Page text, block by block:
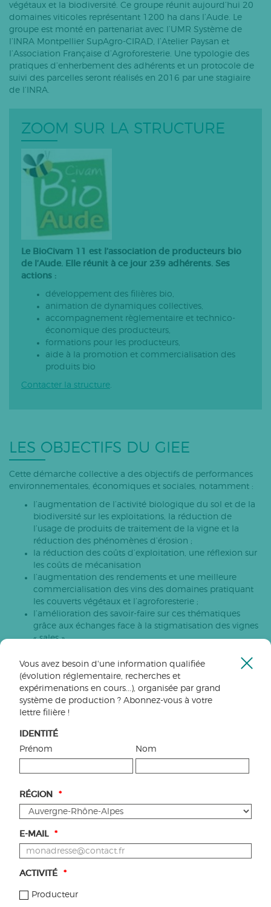
végétaux et la biodiversité. Ce groupe réunit aujourd’hui 20
domaines viticoles représentant 1200 ha dans l’Aude. Le
groupe est monté en partenariat avec l’UMR Système de
l’INRA Montpellier SupAgro-CIRAD, l’Atelier Paysan et
l’Association Française d’Agroforesterie. Une typologie des
pratiques d’enherbement des adhérents et un protocole de
suivi des parcelles seront réalisés en 2016 par une stagiaire
de l’INRA.
ZOOM SUR LA STRUCTURE
Le BioCivam 11 est l’association de producteurs bio
de l’Aude. Elle réunit à ce jour 239 adhérents. Ses
actions :
développement des filières bio,
animation de dynamiques collectives,
accompagnement règlementaire et technico-
économique des producteurs,
formations pour les producteurs,
aide à la promotion et commercialisation des
produits bio
Contacter la structure.
LES OBJECTIFS DU GIEE
Cette démarche collective a des objectifs de performances
environnementales, économiques et sociales, notamment :
l’augmentation de l’activité biologique du sol et de la
biodiversité sur les exploitations, la réduction de
l’usage de produits de traitement de la vigne et la
réduction des phénomènes d’érosion ;
la réduction des coûts d’exploitation, une réflexion sur
les coûts de mécanisation
l’augmentation des rendements et une meilleure
commercialisation des vins des domaines pratiquant
les couverts végétaux et l’agroforesterie ;
l’amélioration des savoir-faire sur ces thématiques
grâce aux échanges face à la stigmatisation des vignes
« sales ».
LES CHIFFRES CLÉS DE LA
VITICULTURE BIO EN
LANGUEDOC-ROUSSILLON
(LR-OCCITANIE)
En 2015, le Languedoc Roussillon au sein de la région
22 928 ha dont 3500 ha en conversion
6,6% des exploitations viticoles du LR
1 ervignoble de France en surface bio et
conversion
LES ACTIONS PRÉVUES
Vous avez besoin d'une information qualifiée
(évolution réglementaire, recherches et
expérimenations en cours...), organisée par grand
système de production ? Abonnez-vous à votre
lettre filière !
IDENTITÉ
Prénom
Nom
RÉGION *
E-MAIL *
ACTIVITÉ *
Producteur